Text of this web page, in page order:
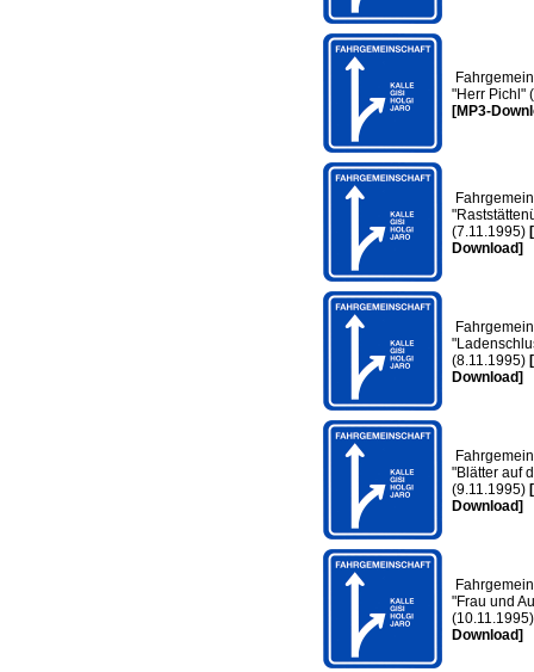
"Herr Pichl"
[MP3-
(7.11.1995)
Download]
(8.11.1995)
Download]
"Blätter auf
(9.11.1995)
Download]
"Frau und
Download]